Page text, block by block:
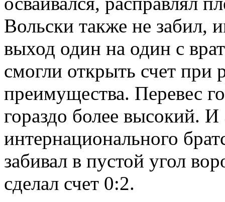
Вольски также не забил,
выход один на один с
смогли открыть счет при
преимущества. Перевес
гораздо более высокий. И
интернационального
забивал в пустой угол
сделал счет 0:2.